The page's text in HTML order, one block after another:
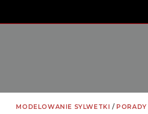
MODELOWANIE SYLWETKI / PORADY